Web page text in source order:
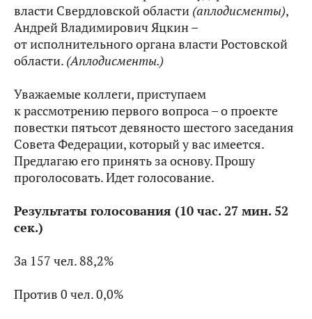
власти Свердловской области (аплодисменты),
Андрей Владимирович Яцкин –
от исполнительного органа власти Ростовской
области. (Аплодисменты.)
Уважаемые коллеги, приступаем
к рассмотрению первого вопроса – о проекте
повестки пятьсот девяносто шестого заседания
Совета Федерации, который у вас имеется.
Предлагаю его принять за основу. Прошу
проголосовать. Идет голосование.
Результаты голосования (10 час. 27 мин. 52
сек.)
За 157 чел. 88,2%
Против 0 чел. 0,0%